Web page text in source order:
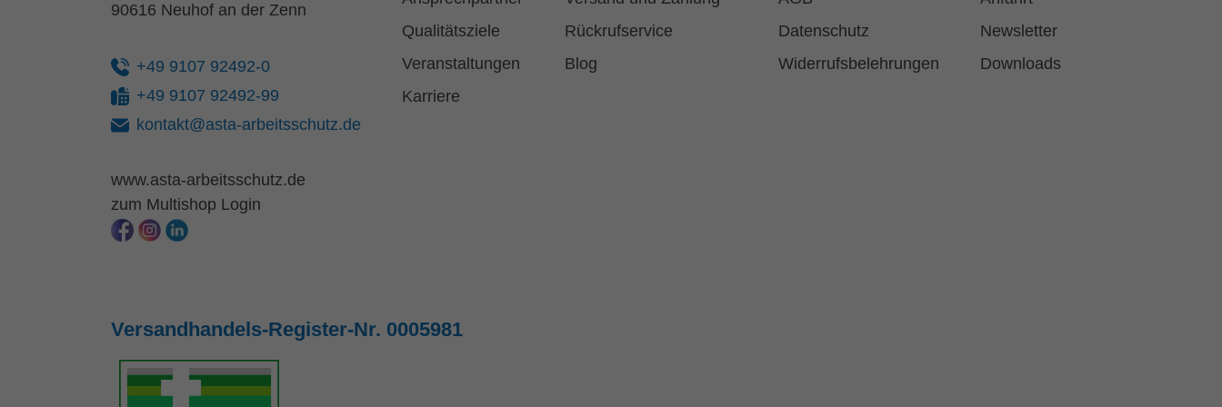
90616 Neuhof an der Zenn
+49 9107 92492-0
+49 9107 92492-99
kontakt@asta-arbeitsschutz.de
www.asta-arbeitsschutz.de
zum Multishop Login
Qualitätsziele
Veranstaltungen
Karriere
Rückrufservice
Blog
Datenschutz
Widerrufsbelehrungen
Newsletter
Downloads
Versandhandels-Register-Nr. 0005981